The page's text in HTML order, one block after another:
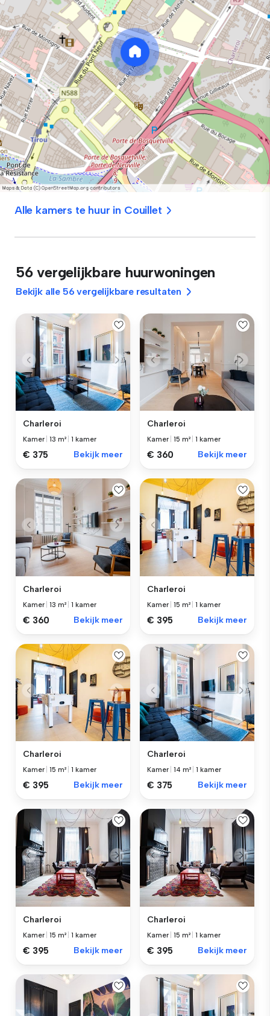
Alle kamers te huur in Couillet
56 vergelijkbare huurwoningen
Bekijk alle 56 vergelijkbare resultaten
Charleroi
Kamer |13 m² |1 kamer
€ 375 Bekijk meer
Charleroi
Kamer |15 m² |1 kamer
€ 360 Bekijk meer
Charleroi
Kamer |13 m² |1 kamer
€ 360 Bekijk meer
Charleroi
Kamer |15 m² |1 kamer
€ 395 Bekijk meer
Charleroi
Kamer |15 m² |1 kamer
€ 395 Bekijk meer
Charleroi
Kamer |14 m² |1 kamer
€ 375 Bekijk meer
Charleroi
Kamer |15 m² |1 kamer
€ 395 Bekijk meer
Charleroi
Kamer |15 m² |1 kamer
€ 395 Bekijk meer